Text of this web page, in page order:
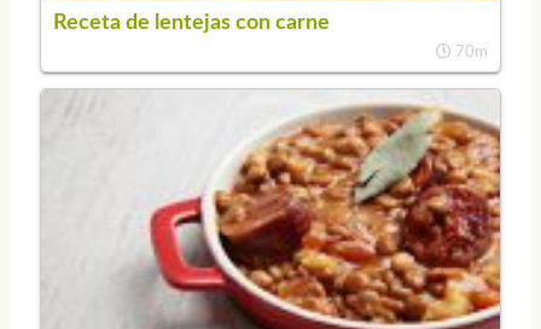
Receta de lentejas con carne
70m